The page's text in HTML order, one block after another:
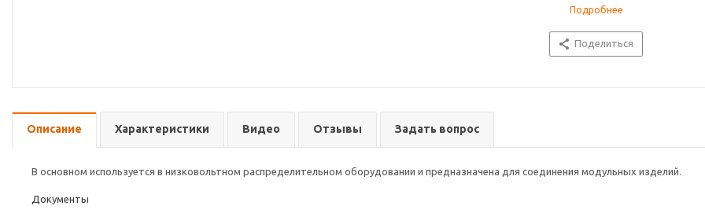
Подробнее
Поделиться
Описание Характеристики Видео Отзывы Задать вопрос
В основном используется в низковольтном распределительном оборудовании и предназначена для соединения модульных изделий.
Документы